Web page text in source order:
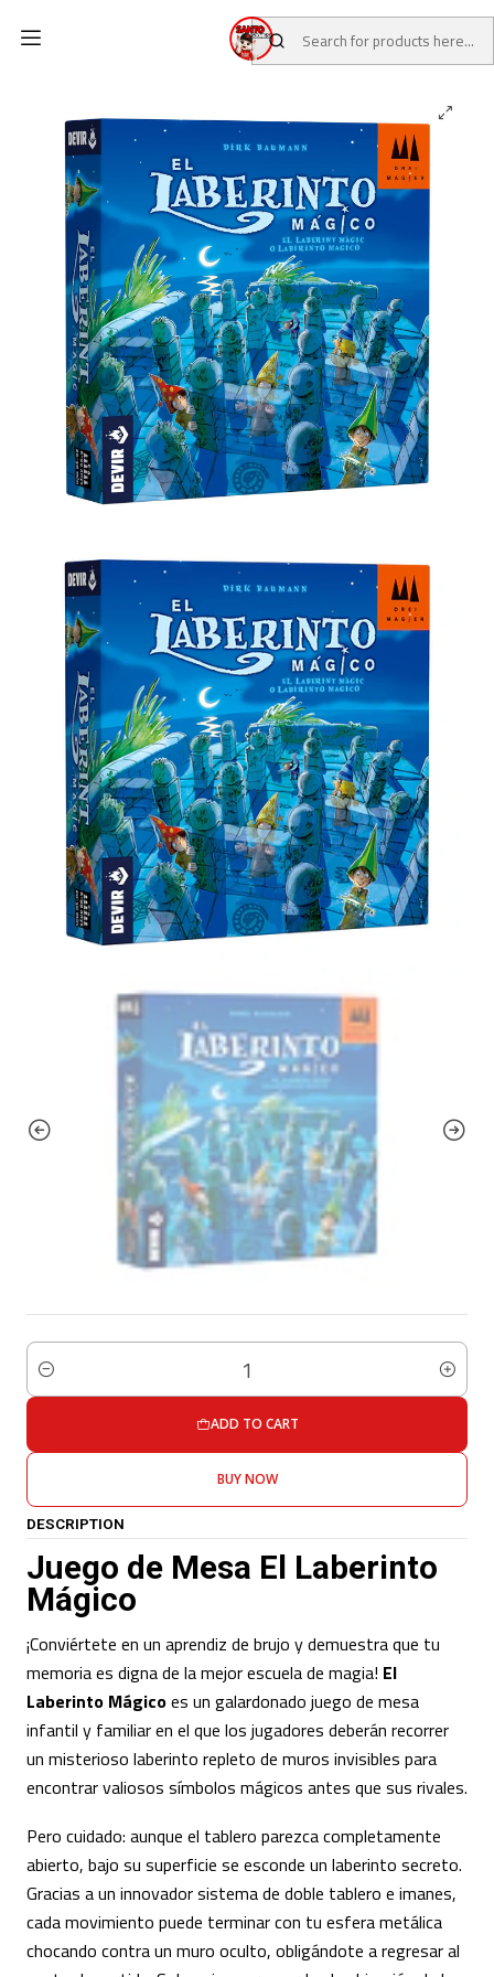
Board Games Laberinto Magico
Quantity
ADD TO CART
BUY NOW
DESCRIPTION
Juego de Mesa El Laberinto
Mágico
¡Conviértete en un aprendiz de brujo y demuestra que tu
memoria es digna de la mejor escuela de magia! El
Laberinto Mágicoes un galardonado juego de mesa
infantil y familiar en el que los jugadores deberán recorrer
un misterioso laberinto repleto de muros invisibles para
encontrar valiosos símbolos mágicos antes que sus rivales.
Pero cuidado: aunque el tablero parezca completamente
abierto, bajo su superficie se esconde un laberinto secreto.
Gracias a un innovador sistema de doble tablero e imanes,
cada movimiento puede terminar con tu esfera metálica
chocando contra un muro oculto, obligándote a regresar al